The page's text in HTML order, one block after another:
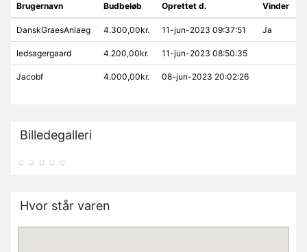
Brugernavn Budbeløb Oprettet d. Vinder
DanskGraesAnlaeg 4.300,00kr. 11-jun-2023 09:37:51 Ja
ledsagergaard 4.200,00kr. 11-jun-2023 08:50:35
Jacobf 4.000,00kr. 08-jun-2023 20:02:26
Billedegalleri
Hvor står varen